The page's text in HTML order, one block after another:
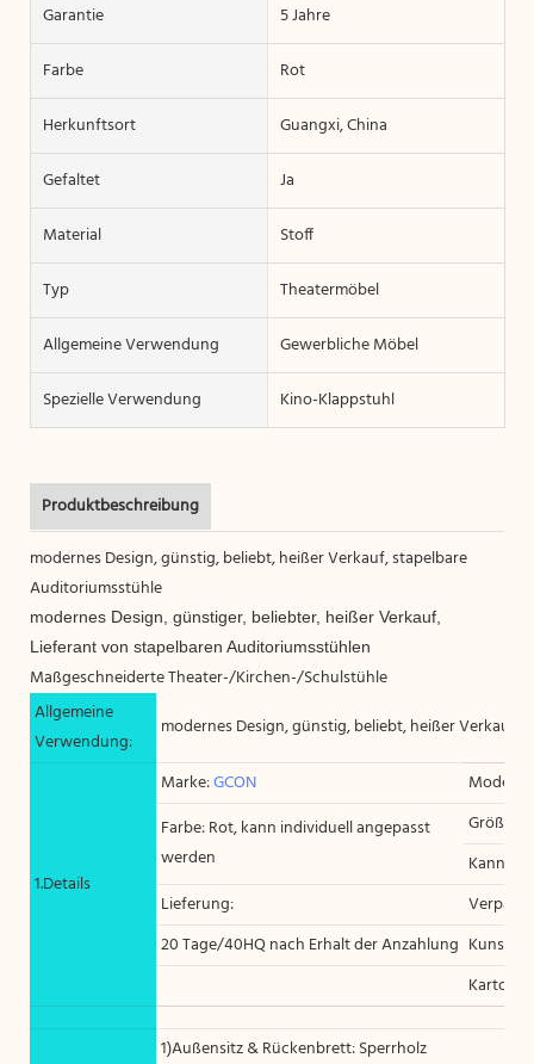
Garantie
5 Jahre
Farbe
Rot
Herkunftsort
Guangxi, China
Gefaltet
Ja
Material
Stoff
Typ
Theatermöbel
Allgemeine Verwendung
Gewerbliche Möbel
Spezielle Verwendung
Kino-Klappstuhl
Produktbeschreibung
modernes Design, günstig, beliebt, heißer Verkauf, stapelbare
Auditoriumsstühle
modernes Design, günstiger, beliebter, heißer Verkauf,
Lieferant von stapelbaren Auditoriumsstühlen
Maßgeschneiderte Theater-/Kirchen-/Schulstühle
Allgemeine
Verwendung:
modernes Design, günstig, beliebt, heißer Verkauf,
1.Details
Marke:GCON
Farbe: Rot, kann individuell angepasst
werden
Größe:
Kann
Lieferung:
20 Tage/40HQ nach Erhalt der Anzahlung
Karton
1)Außensitz & Rückenbrett: Sperrholz